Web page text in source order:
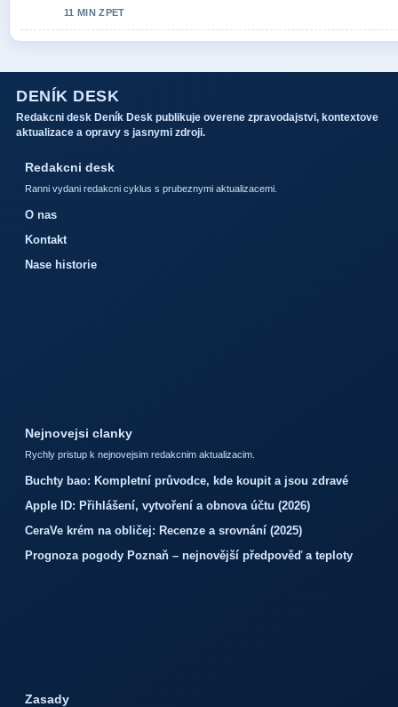
11 MIN ZPET
DENÍK DESK
Redakcni desk Deník Desk publikuje overene zpravodajstvi, kontextove
aktualizace a opravy s jasnymi zdroji.
Redakcni desk
Ranni vydani redakcni cyklus s prubeznymi aktualizacemi.
O nas
Kontakt
Nase historie
Nejnovejsi clanky
Rychly pristup k nejnovejsim redakcnim aktualizacim.
Buchty bao: Kompletní průvodce, kde koupit a jsou zdravé
Apple ID: Přihlášení, vytvoření a obnova účtu (2026)
CeraVe krém na obličej: Recenze a srovnání (2025)
Prognoza pogody Poznaň – nejnovější předpověď a teploty
Zasady